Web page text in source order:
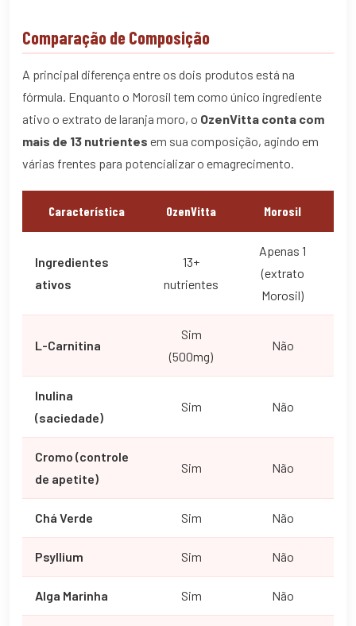
Comparação de Composição
A principal diferença entre os dois produtos está na
fórmula. Enquanto o Morosil tem como único ingrediente
ativo o extrato de laranja moro, o OzenVitta conta com
mais de 13 nutrientes em sua composição, agindo em
várias frentes para potencializar o emagrecimento.
Característica OzenVitta Morosil
Ingredientes
ativos
13+
nutrientes
Apenas 1
(extrato
Morosil)
L-Carnitina
Sim
(500mg)
Não
Inulina
(saciedade)
Sim Não
Cromo (controle
de apetite)
Sim Não
Chá Verde Sim Não
Psyllium Sim Não
Alga Marinha Sim Não